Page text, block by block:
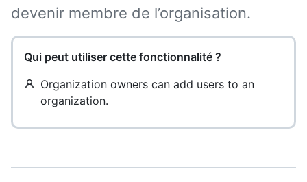
devenir membre de l’organisation.
Qui peut utiliser cette fonctionnalité ?
Organization owners can add users to an
organization.